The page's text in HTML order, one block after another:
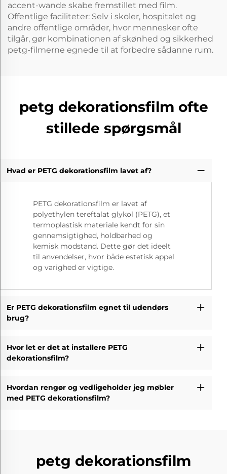
accent-wande skabe fremstillet med film.
Offentlige faciliteter: Selv i skoler, hospitalet og
andre offentlige områder, hvor mennesker ofte
tilgår, gør kombinationen af skønhed og sikkerhed
petg-filmerne egnede til at forbedre sådanne rum.
petg dekorationsfilm ofte
stillede spørgsmål
Hvad er PETG dekorationsfilm lavet af?
PETG dekorationsfilm er lavet af
polyethylen tereftalat glykol (PETG), et
termoplastisk materiale kendt for sin
gennemsigtighed, holdbarhed og
kemisk modstand. Dette gør det ideelt
til anvendelser, hvor både estetisk appel
og varighed er vigtige.
Er PETG dekorationsfilm egnet til udendørs
brug?
Hvor let er det at installere PETG
dekorationsfilm?
Hvordan rengør og vedligeholder jeg møbler
med PETG dekorationsfilm?
petg dekorationsfilm